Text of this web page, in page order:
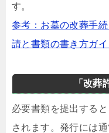
す。
参考：お墓の改葬手
請と書類の書き方ガイ
「改葬
必要書類を提出する
されます。発行には